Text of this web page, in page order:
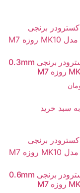
نازل اکسترودر برنجی 0.3mm
سبد خرید
نازل اکسترودر برنجی 0.6mm